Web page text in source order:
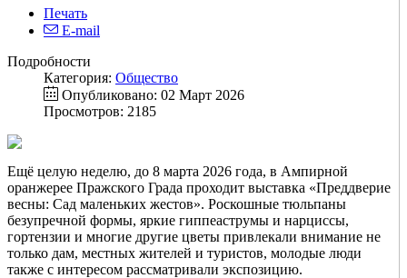
Печать
E-mail
Подробности
Категория: Общество
Опубликовано: 02 Март 2026
Просмотров: 2185
Ещё целую неделю, до 8 марта 2026 года, в Ампирной
оранжерее Пражского Града проходит выставка «Преддверие
весны: Сад маленьких жестов». Роскошные тюльпаны
безупречной формы, яркие гиппеаструмы и нарциссы,
гортензии и многие другие цветы привлекали внимание не
только дам, местных жителей и туристов, молодые люди
также с интересом рассматривали экспозицию.